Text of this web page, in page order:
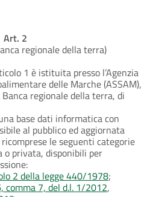
Art. 2
regionale della terra)
1 è istituita presso l’Agenzia
delle Marche (ASSAM),
regionale della terra, di
base dati informatica con
al pubblico ed aggiornata
le seguenti categorie
o privata, disponibili per
2 della legge 440/1978;
comma 7, del d.l. 1/2012,